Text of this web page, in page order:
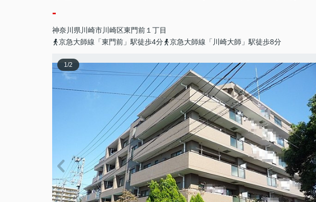
-
神奈川県 川崎市川崎区東門前 １丁目
京急大師線「東門前」駅徒歩4分
京急大師線「川崎大師」駅徒歩8分
1/2